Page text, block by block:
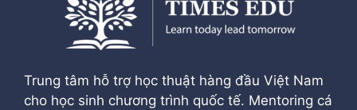
Trung tâm hỗ trợ học thuật hàng đầu Việt Nam
cho học sinh chương trình quốc tế. Mentoring cá